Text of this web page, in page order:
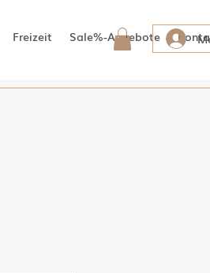
Freizeit Sale%-Angebote